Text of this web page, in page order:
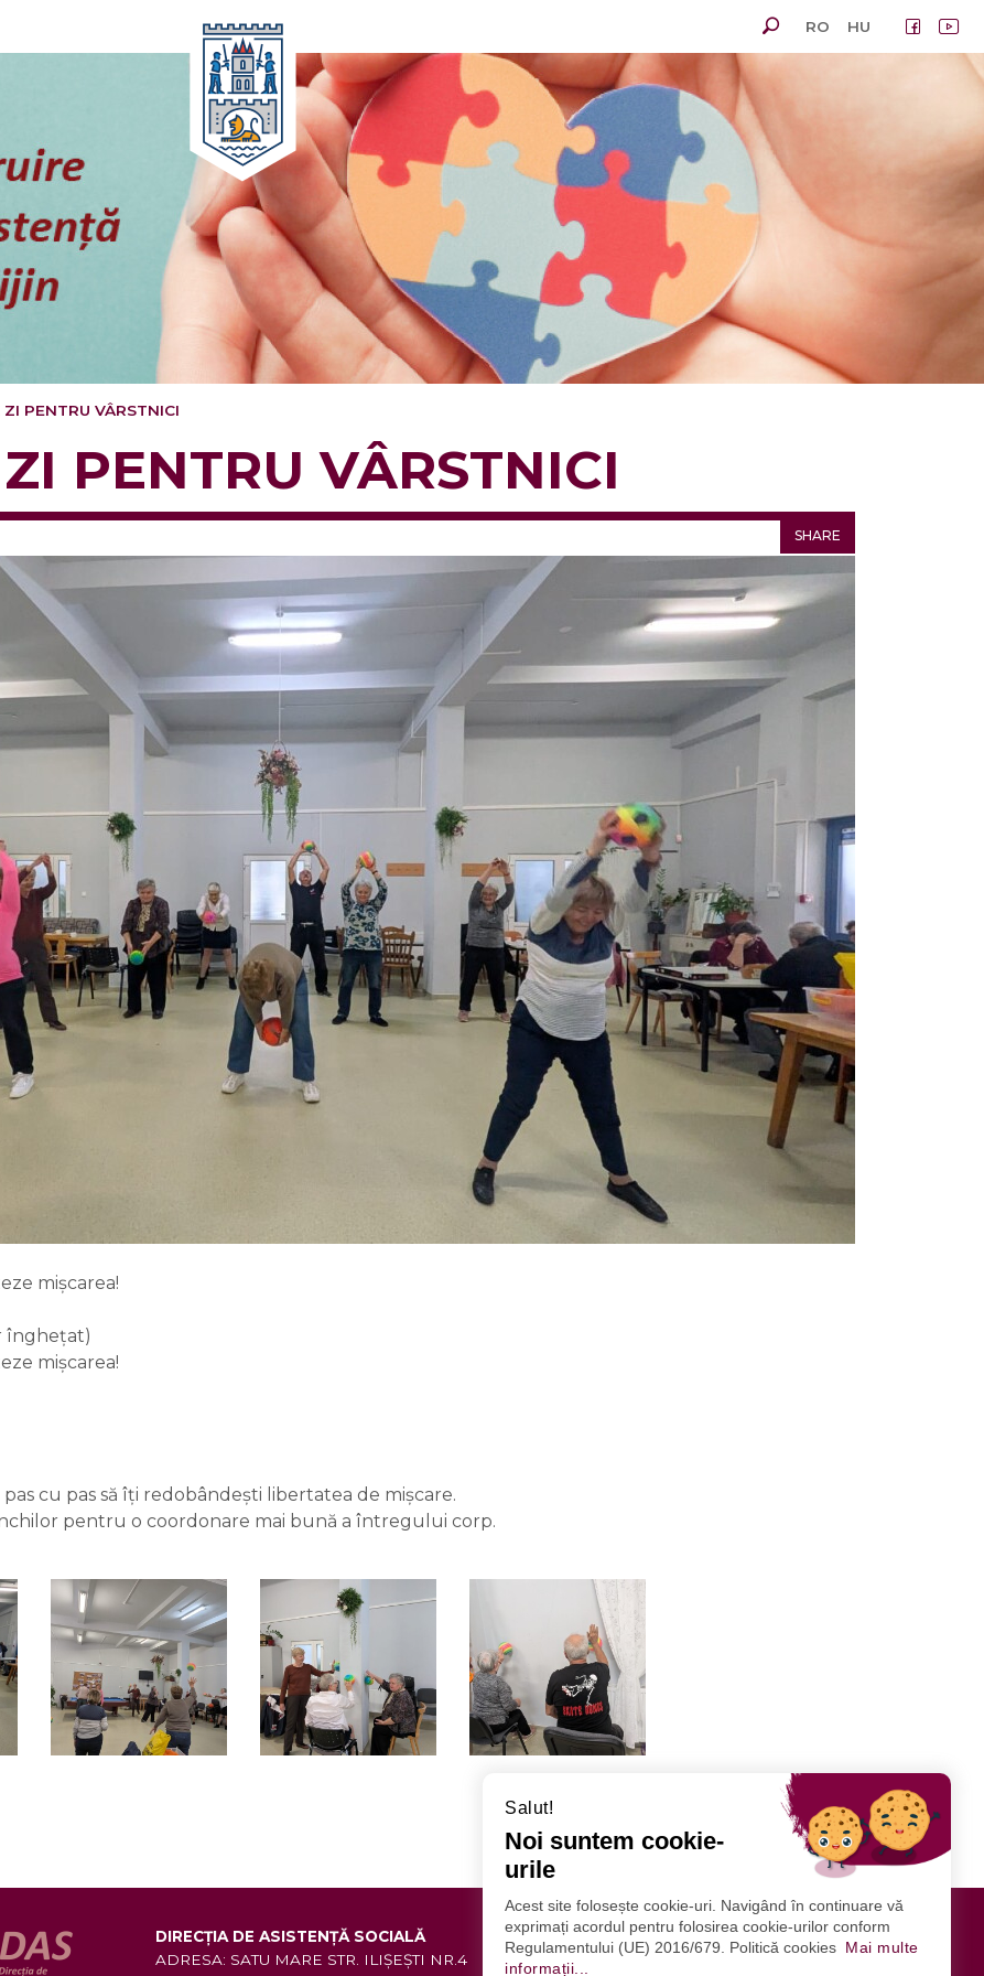
RO HU
ZI PENTRU VÂRSTNICI
PENTRU VÂRSTNICI
SHARE
mișcarea!
înghețat)
mișcarea!
cu pas să îți redobândești libertatea de mișcare.
pentru o coordonare mai bună a întregului corp.
DIRECȚIA DE ASISTENȚĂ SOCIALĂ
ADRESA: SATU MARE STR. ILIŞEŞTI NR.4
URMĂRIȚI-NE
Salut!
Noi suntem cookie-
urile
Acest site folosește cookie-uri. Navigând în continuare vă
exprimați acordul pentru folosirea cookie-urilor conform
Regulamentului (UE) 2016/679. Politică cookies
Mai multe
informații...